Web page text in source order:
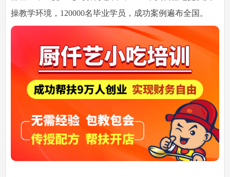
操教学环境，120000名毕业学员，成功案例遍布全国。